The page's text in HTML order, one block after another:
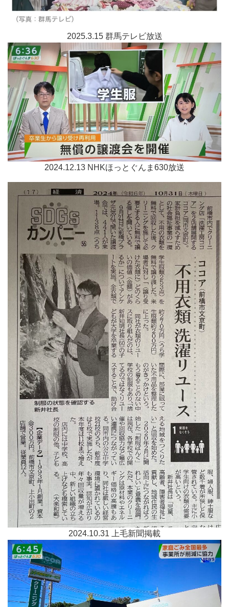
2025.3.15 群馬テレビ放送
2024.12.13 NHKほっとぐんま630放送
2024.10.31 上毛新聞掲載